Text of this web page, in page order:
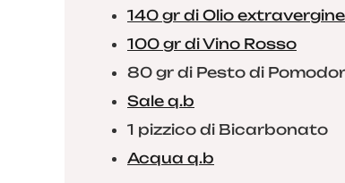
140 gr di Olio
100 gr di Vino Rosso
80 gr di Pesto di
Sale q.b
1 pizzico di Bicarbonato
Acqua q.b